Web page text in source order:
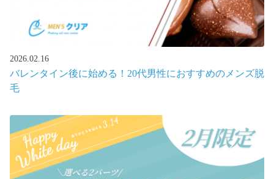
2026.02.16
バレンタイン後に始める！20代男性におすすめのメンズ脱
毛